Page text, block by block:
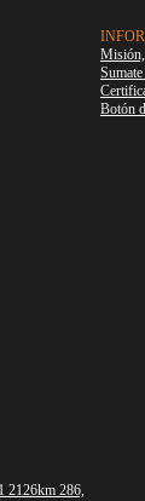
Botón
2126km 286,